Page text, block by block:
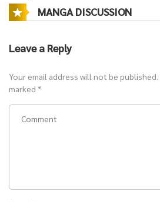
MANGA DISCUSSION
Leave a Reply
Your email address will not be published.
marked *